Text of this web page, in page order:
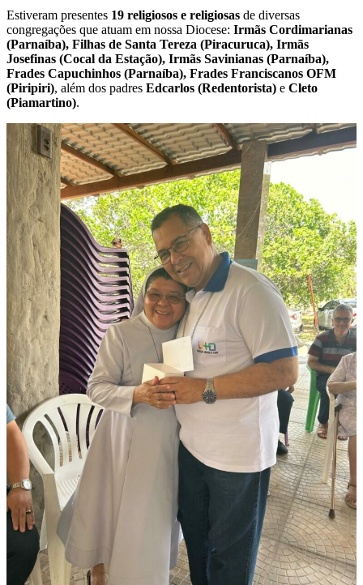
Estiveram presentes 19 religiosos e religiosas de diversas
congregações que atuam em nossa Diocese: Irmãs Cordimarianas
(Parnaíba), Filhas de Santa Tereza (Piracuruca), Irmãs
Josefinas (Cocal da Estação), Irmãs Savinianas (Parnaíba),
Frades Capuchinhos (Parnaíba), Frades Franciscanos OFM
(Piripiri), além dos padres Edcarlos (Redentorista) e Cleto
(Piamartino).